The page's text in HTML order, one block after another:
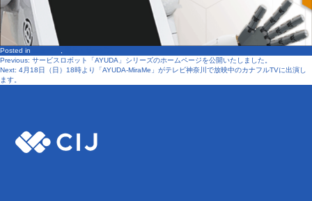
Posted in
Previous: サービスロボット「AYUDA」シリーズのホームページを公開いたしました。
Next: 4月18日（日）18時より「AYUDA-MiraMe」がテレビ神奈川で放映中のカナフルTVに出演し
ます。